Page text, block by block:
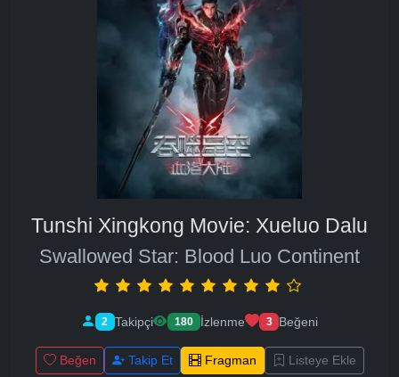
Tunshi Xingkong Movie: Xueluo Dalu
Swallowed Star: Blood Luo Continent
2 Takipçi 180 İzlenme 3 Beğeni
Beğen Takip Et Fragman Listeye Ekle